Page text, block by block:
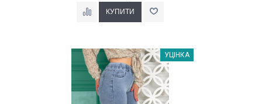
Наклейки Варіант з % УЦІНКА